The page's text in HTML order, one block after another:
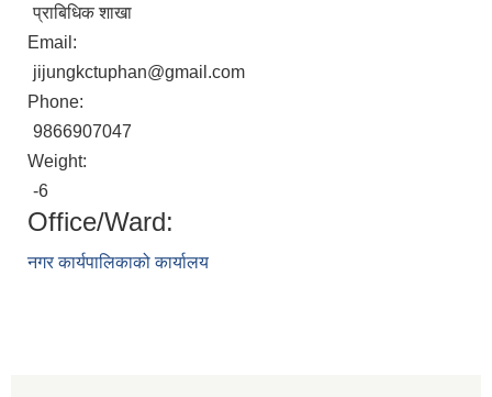
प्राबिधिक शाखा
Email:
jijungkctuphan@gmail.com
Phone:
9866907047
Weight:
-6
Office/Ward:
नगर कार्यपालिकाको कार्यालय